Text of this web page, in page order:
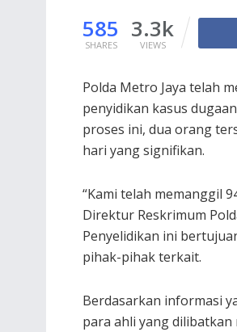
585
SHARES
3.3k
VIEWS
Polda Metro Jaya telah
penyidikan kasus
proses ini, dua orang
hari yang signifikan.
“Kami telah memanggil
Direktur Reskrimum
Penyelidikan ini
pihak-pihak terkait.
Berdasarkan informasi
para ahli yang